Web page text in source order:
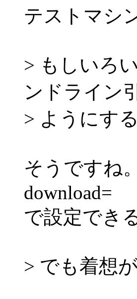
テストマシ
> もしいろ
ンドライン
> ようにす
そうですね
download=
で設定でき
> でも着想